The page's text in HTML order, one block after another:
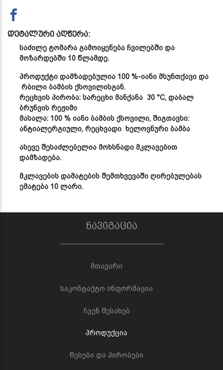
დეტალური აღწერა:
საძილე ტომარა გამოიყენება ჩვილებში და
მოზარდებში 10 წლამდე.
პროდუქტი დამზადებულია 100 %-იანი მსუნთქავი და
რბილი ბამბის ქსოვილისგან.
რეცხვის პირობა: სარეცხი მანქანა 30 °C, დაბალ
ბრუნვის რეჟიმი
მასალა: 100 % იანი ბამბის ქსოვილი, შიგთავსი:
ანტიალერგიული, რეცხვადი ხელოვნური ბამბა
ასევე შესაძლებელია მოხსნადი მკლავებით
დამზადება.
მკლავების დამატების შემთხვევაში ღირებულებას
ემატება 10 ლარი.
ნავიგაცია
მთავარი
საკონტაქტო ინფორმაცია
ჩვენ შესახებ
პროდუქცია
წესები და პირობები